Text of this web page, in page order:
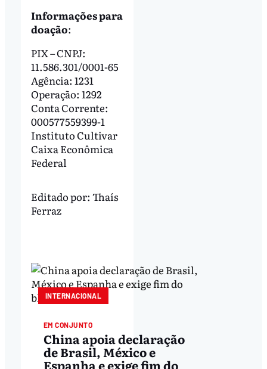
Informações para
doação:
PIX – CNPJ:
11.586.301/0001-65
Agência: 1231
Operação: 1292
Conta Corrente:
000577559399-1
Instituto Cultivar
Caixa Econômica
Federal
Editado por: Thaís
Ferraz
INTERNACIONAL
EM CONJUNTO
China apoia declaração
de Brasil, México e
Espanha e exige fim do